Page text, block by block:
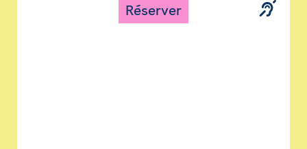
Réserver